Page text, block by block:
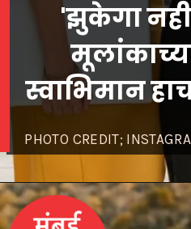
PHOTO CREDIT;
'झुकेगा
स्वाभिमान